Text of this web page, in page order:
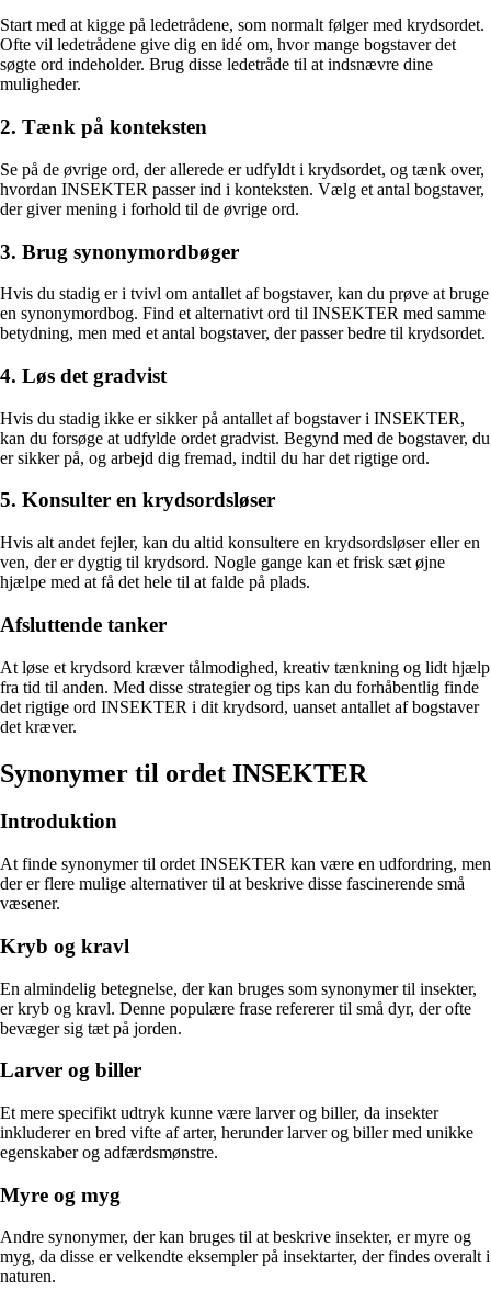
Start med at kigge på ledetrådene, som normalt følger med krydsordet.
Ofte vil ledetrådene give dig en idé om, hvor mange bogstaver det
søgte ord indeholder. Brug disse ledetråde til at indsnævre dine
muligheder.
2. Tænk på konteksten
Se på de øvrige ord, der allerede er udfyldt i krydsordet, og tænk over,
hvordan INSEKTER passer ind i konteksten. Vælg et antal bogstaver,
der giver mening i forhold til de øvrige ord.
3. Brug synonymordbøger
Hvis du stadig er i tvivl om antallet af bogstaver, kan du prøve at bruge
en synonymordbog. Find et alternativt ord til INSEKTER med samme
betydning, men med et antal bogstaver, der passer bedre til krydsordet.
4. Løs det gradvist
Hvis du stadig ikke er sikker på antallet af bogstaver i INSEKTER,
kan du forsøge at udfylde ordet gradvist. Begynd med de bogstaver, du
er sikker på, og arbejd dig fremad, indtil du har det rigtige ord.
5. Konsulter en krydsordsløser
Hvis alt andet fejler, kan du altid konsultere en krydsordsløser eller en
ven, der er dygtig til krydsord. Nogle gange kan et frisk sæt øjne
hjælpe med at få det hele til at falde på plads.
Afsluttende tanker
At løse et krydsord kræver tålmodighed, kreativ tænkning og lidt hjælp
fra tid til anden. Med disse strategier og tips kan du forhåbentlig finde
det rigtige ord INSEKTER i dit krydsord, uanset antallet af bogstaver
det kræver.
Synonymer til ordet INSEKTER
Introduktion
At finde synonymer til ordet INSEKTER kan være en udfordring, men
der er flere mulige alternativer til at beskrive disse fascinerende små
væsener.
Kryb og kravl
En almindelig betegnelse, der kan bruges som synonymer til insekter,
er kryb og kravl. Denne populære frase refererer til små dyr, der ofte
bevæger sig tæt på jorden.
Larver og biller
Et mere specifikt udtryk kunne være larver og biller, da insekter
inkluderer en bred vifte af arter, herunder larver og biller med unikke
egenskaber og adfærdsmønstre.
Myre og myg
Andre synonymer, der kan bruges til at beskrive insekter, er myre og
myg, da disse er velkendte eksempler på insektarter, der findes overalt i
naturen.